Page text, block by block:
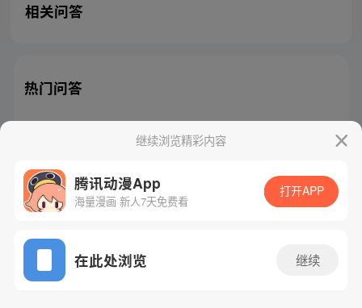
相关问答
热门问答
继续浏览精彩内容
腾讯动漫App
海量漫画 新人7天免费看
打开APP
在此处浏览 继续
腾讯漫画 起点读书 QQ阅读
网站备案/许可证号：粤B2-20090059-5